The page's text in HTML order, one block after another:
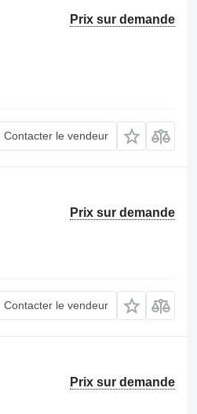
Prix sur demande
Contacter le vendeur
Prix sur demande
Contacter le vendeur
Prix sur demande